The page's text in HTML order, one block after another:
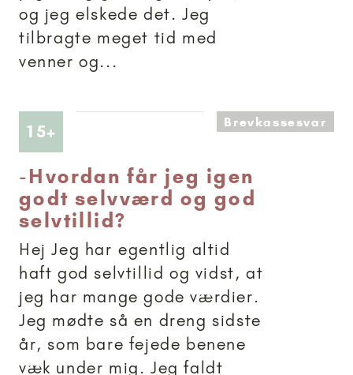
og jeg elskede det. Jeg
tilbragte meget tid med
venner og...
15+ Artikler anbefalet til 15+Brevkassesvar
-Hvordan får jeg igen
godt selvværd og god
selvtillid?
Hej Jeg har egentlig altid
haft god selvtillid og vidst, at
jeg har mange gode værdier.
Jeg mødte så en dreng sidste
år, som bare fejede benene
væk under mig. Jeg faldt